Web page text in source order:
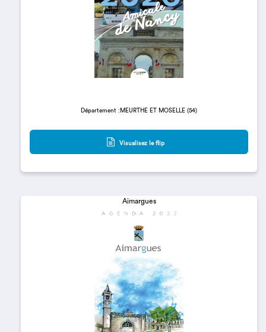
Département :MEURTHE ET MOSELLE (54)
Visualisez le flip
Aimargues